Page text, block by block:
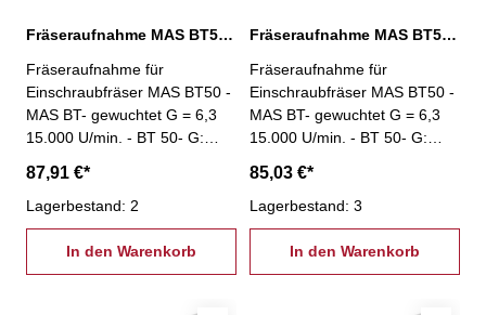
Fräseraufnahme MAS BT50, M10 / L: 50 mm
Fräseraufnahme für
Einschraubfräser MAS BT50 -
MAS BT- gewuchtet G = 6,3
15.000 U/min. - BT 50- G:
87,91 €*
Lagerbestand: 2
In den Warenkorb
Fräseraufnahme MAS BT50, M12 / L: 100 mm
Fräseraufnahme für
Einschraubfräser MAS BT50 -
MAS BT- gewuchtet G = 6,3
15.000 U/min. - BT 50- G:
85,03 €*
Lagerbestand: 3
In den Warenkorb